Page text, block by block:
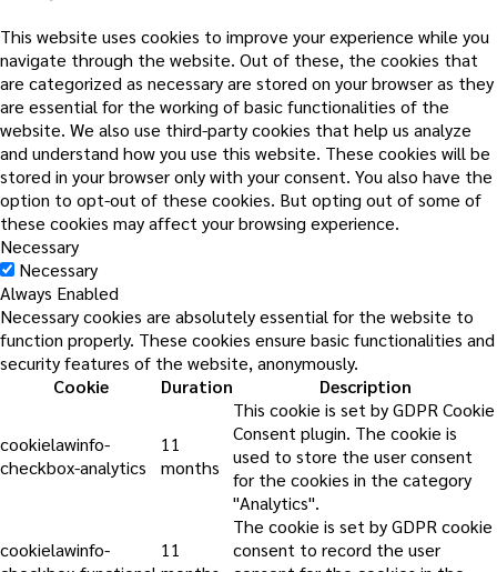
This website uses cookies to improve your experience while you
navigate through the website. Out of these, the cookies that
are categorized as necessary are stored on your browser as they
are essential for the working of basic functionalities of the
website. We also use third-party cookies that help us analyze
and understand how you use this website. These cookies will be
stored in your browser only with your consent. You also have the
option to opt-out of these cookies. But opting out of some of
these cookies may affect your browsing experience.
Necessary
Necessary
Always Enabled
Necessary cookies are absolutely essential for the website to
function properly. These cookies ensure basic functionalities and
security features of the website, anonymously.
Cookie
Duration Description
cookielawinfo-
checkbox-analytics
11
months
This cookie is set by GDPR Cookie
Consent plugin. The cookie is
used to store the user consent
for the cookies in the category
"Analytics".
cookielawinfo-
11
The cookie is set by GDPR cookie
consent to record the user